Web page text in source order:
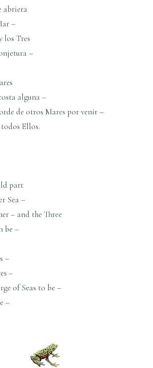
abriera
–
los Tres
–
alguna –
de otros Mares por venir –
Ellos.
part
Sea –
– and the Three
be –
–
–
of Seas to be –
–